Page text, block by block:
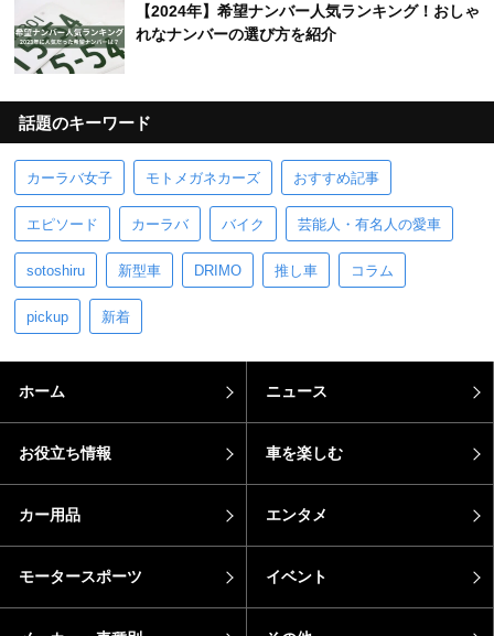
【2024年】希望ナンバー人気ランキング！おしゃ
れなナンバーの選び方を紹介
話題のキーワード
カーラバ女子 モトメガネカーズ おすすめ記事
エピソード カーラバ バイク 芸能人・有名人の愛車
sotoshiru 新型車 DRIMO 推し車 コラム
pickup 新着
ホーム ニュース
お役立ち情報 車を楽しむ
カー用品 エンタメ
モータースポーツ イベント